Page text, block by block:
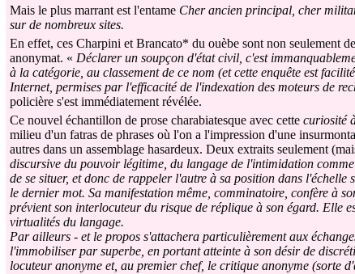
Mais le plus marrant est l'entame Cher ancien principal, cher
sur de nombreux sites.
En effet, ces Charpini et Brancato* du ouèbe sont non seulement
anonymat. « Déclarer un soupçon d'état civil, c'est
à la catégorie, au classement de ce nom (et cette enquête est
Internet, permises par l'efficacité de l'indexation des moteurs de
policière s'est immédiatement révélée.
Ce nouvel échantillon de prose charabiatesque avec cette curiosité
milieu d'un fatras de phrases où l'on a l'impression d'une
autres dans un assemblage hasardeux. Deux extraits seulement
discursive du pouvoir légitime, du langage de l'intimidation
de se situer, et donc de rappeler l'autre à sa position dans
le dernier mot. Sa manifestation même, comminatoire, confère à
prévient son interlocuteur du risque de réplique à son égard. Elle
virtualités du langage.
Par ailleurs - et le propos s'attachera particulièrement aux
l'immobiliser par superbe, en portant atteinte à son désir de
locuteur anonyme et, au premier chef, le critique anonyme (sorte